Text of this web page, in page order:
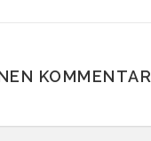
KOMMENTAR